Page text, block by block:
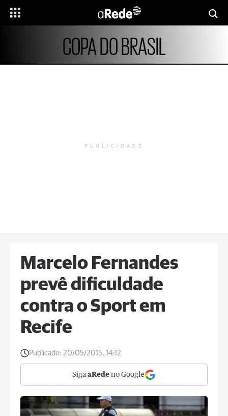
COPA DO BRASIL
PUBLICIDADE
Marcelo Fernandes
prevê dificuldade
contra o Sport em
Recife
Publicado: 20/05/2015, 14:12
Siga aRede no Google